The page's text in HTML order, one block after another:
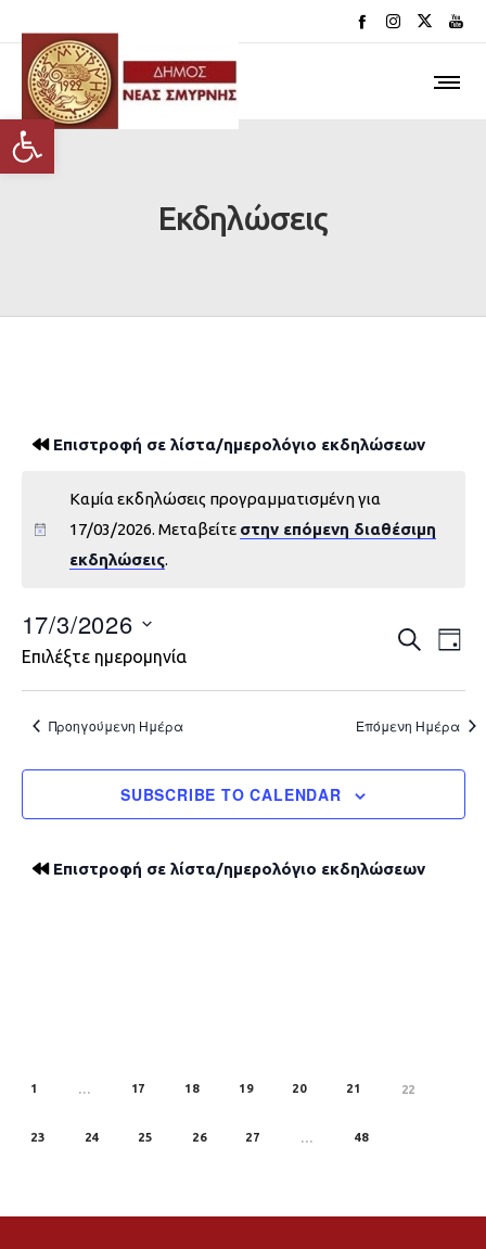
Ανοίξτε τη γραμμή εργαλείων
Εκδηλώσεις
Επιστροφή σε λίστα/ημερολόγιο εκδηλώσεων
Καμία εκδηλώσεις προγραμματισμένη για
17/03/2026. Μεταβείτε στην επόμενη διαθέσιμη
εκδηλώσεις.
Search
and
Views
DAY
17/3/2026
Επιλέξτε ημερομηνία
Προηγούμενη Ημέρα Επόμενη Ημέρα
SUBSCRIBE TO CALENDAR
Επιστροφή σε λίστα/ημερολόγιο εκδηλώσεων
1 … 17 18 19 20 21 22
23 24 25 26 27 … 48